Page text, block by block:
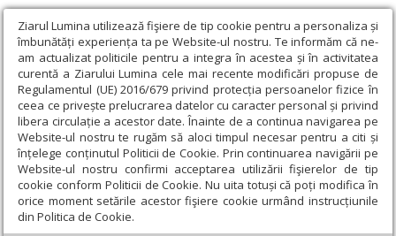
Ziarul Lumina utilizează fişiere de tip cookie pentru a personaliza și
îmbunătăți experiența ta pe Website-ul nostru. Te informăm că ne-
am actualizat politicile pentru a integra în acestea și în activitatea
curentă a Ziarului Lumina cele mai recente modificări propuse de
Regulamentul (UE) 2016/679 privind protecția persoanelor fizice în
ceea ce privește prelucrarea datelor cu caracter personal și privind
libera circulație a acestor date. Înainte de a continua navigarea pe
Website-ul nostru te rugăm să aloci timpul necesar pentru a citi și
înțelege conținutul Politicii de Cookie. Prin continuarea navigării pe
Website-ul nostru confirmi acceptarea utilizării fişierelor de tip
cookie conform Politicii de Cookie. Nu uita totuși că poți modifica în
orice moment setările acestor fişiere cookie urmând instrucțiunile
din Politica de Cookie.
Ziarul Lumina › Filantropie › Noi acţiuni de sprijinire a elevilor şi
persoanelor vulnerabile în eparhii
Noi acţiuni de sprijinire a elevilor şi
persoanelor vulnerabile în eparhii